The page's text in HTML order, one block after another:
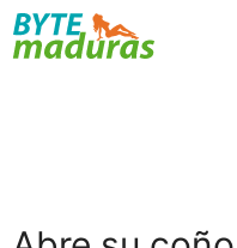
Saltar
al